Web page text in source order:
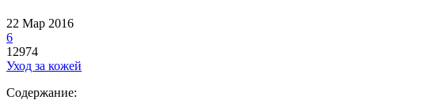
22 Мар 2016
6
12974
Уход за кожей
Содержание: